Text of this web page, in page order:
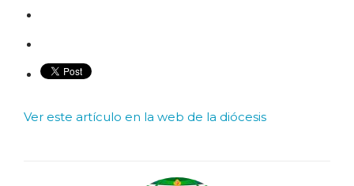
Ver este artículo en la web de la diócesis